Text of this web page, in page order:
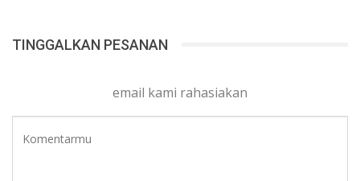
TINGGALKAN PESANAN
email kami rahasiakan